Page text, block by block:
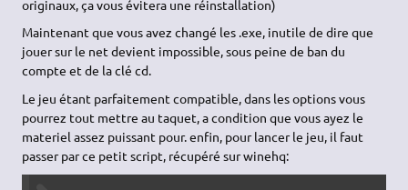
originaux, ça vous évitera une réinstallation)
Maintenant que vous avez changé les .exe, inutile de dire que
jouer sur le net devient impossible, sous peine de ban du
compte et de la clé cd.
Le jeu étant parfaitement compatible, dans les options vous
pourrez tout mettre au taquet, a condition que vous ayez le
materiel assez puissant pour. enfin, pour lancer le jeu, il faut
passer par ce petit script, récupéré sur winehq: